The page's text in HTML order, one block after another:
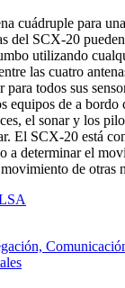
cuádruple para
del SCX-20
utilizando
las cuatro
para todos sus
equipos de a bordo
el sonar y los
El SCX-20 está
a determinar el
de otras